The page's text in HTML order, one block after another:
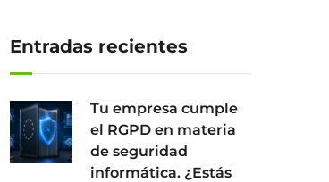
Entradas recientes
Tu empresa cumple
el RGPD en materia
de seguridad
informática. ¿Estás